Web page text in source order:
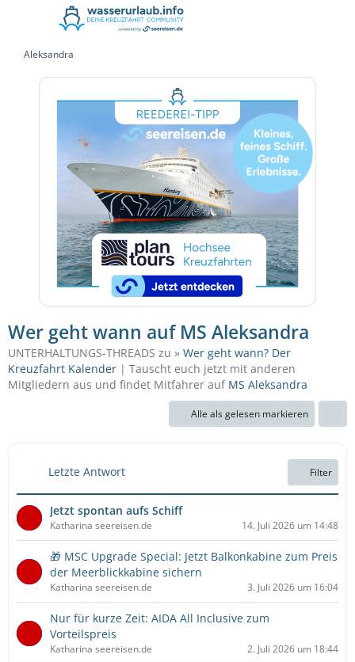
Aleksandra
Wer geht wann auf MS Aleksandra
UNTERHALTUNGS-THREADS zu » Wer geht wann? Der
Kreuzfahrt Kalender | Tauscht euch jetzt mit anderen
Mitgliedern aus und findet Mitfahrer auf MS Aleksandra
Alle als gelesen markieren
Letzte Antwort Filter
Jetzt spontan aufs Schiff
Katharina seereisen.de 14. Juli 2026 um 14:48
🎁 MSC Upgrade Special: Jetzt Balkonkabine zum Preis
der Meerblickkabine sichern
Katharina seereisen.de 3. Juli 2026 um 16:04
Nur für kurze Zeit: AIDA All Inclusive zum
Vorteilspreis
Katharina seereisen.de 2. Juli 2026 um 18:44